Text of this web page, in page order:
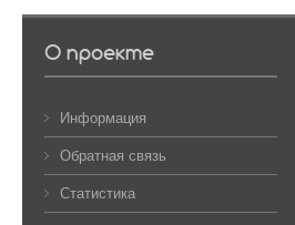
О проекте
Информация
Обратная связь
Статистика